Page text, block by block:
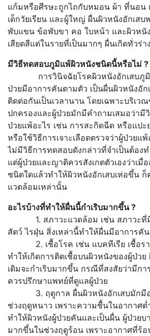
แก้มหรือศีรษะถูกไถกับหมอน ผ้า ที่นอน
เด็กวัยเรียน และผู้ใหญ่ ผื่นผิวหนังอักเส
พับแขน ข้อพับขา คอ ใบหน้า และผิวหนั
เสียดสีแต่ในรายที่เป็นมากๆ ผื่นเกิดทั่วร่า
มีวิธีทดสอบภูมิแพ้ผิวหนังชนิดนี้หรือไม่ ?
การวินิจฉัยโรคผิวหนังอักเสบภูมิ
ป่วยมีอาการคันตามตัว เป็นผื่นผิวหนังอัก
ติดต่อกันเป็นเวลานาน โดยเฉพาะบริเว
ปกครองและผู้ป่วยมักมีคำถามเสมอว่ามี
ป่วยแพ้อะไร เช่น การสะกิดฉีด หรือแป
หรือใช้วิธีการเจาะเลือดตรวจว่าผู้ป่วยแ
ไม่มีวิธีการทดสอบดังกล่าวที่จำเป็นต้อง
แต่ผู้ป่วยและญาติควรสังเกตตัวเองว่าเมื่
ชนิดใดแล้วทำให้ผิวหนังอักเสบเห่อขึ้น ก็
แวดล้อมเหล่านั้น
อะไรบ้างที่ทำให้ผื่นนี้กำเริบมากขึ้น?
1. สภาวะแวดล้อม เช่น สภาวะที่มี
สัตว์ ไรฝุ่น สิ่งเหล่านี้ทำให้ผื่นมีอาการคั
2. เชื้อโรค เช่น แบคทีเรีย เชื้อรา
ทำให้เกิดการติดเชื้อบนผิวหนังของผู้ป่วย
เดิมจะกำเริบมากขึ้น กรณีที่สงสัยว่ามีก
ควรปรึกษาแพทย์ที่ดูแลผู้ป่วย
3. ฤดูกาล ผื่นผิวหนังอักเสบมักมีอ
ช่วงฤดูหนาว เพราะความชื้นในอากาศต่
ทำให้ผิวหนังผู้ป่วยคันและเป็นผื่น ผู้ป่วยบ
มากขึ้นในช่วงฤดูร้อน เพราะอากาศที่ร้อ